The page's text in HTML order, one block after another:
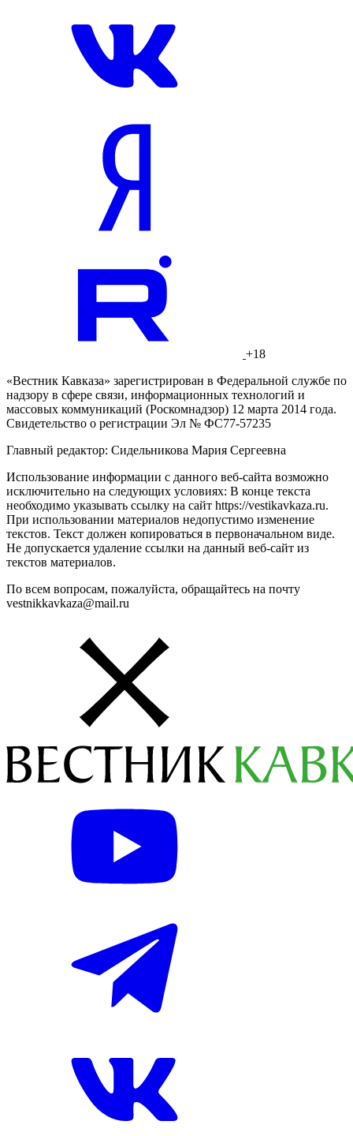
+18
«Вестник Кавказа» зарегистрирован в Федеральной службе по
надзору в сфере связи, информационных технологий и
массовых коммуникаций (Роскомнадзор) 12 марта 2014 года.
Свидетельство о регистрации Эл № ФС77-57235
Главный редактор: Сидельникова Мария Сергеевна
Использование информации с данного веб-сайта возможно
исключительно на следующих условиях: В конце текста
необходимо указывать ссылку на сайт https://vestikavkaza.ru.
При использовании материалов недопустимо изменение
текстов. Текст должен копироваться в первоначальном виде.
Не допускается удаление ссылки на данный веб-сайт из
текстов материалов.
По всем вопросам, пожалуйста, обращайтесь на почту
vestnikkavkaza@mail.ru